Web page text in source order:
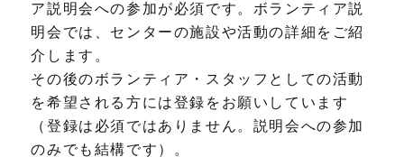
ア説明会への参加が必須です。ボランティア説
明会では、センターの施設や活動の詳細をご紹
介します。
その後のボランティア・スタッフとしての活動
を希望される方には登録をお願いしています
（登録は必須ではありません。説明会への参加
のみでも結構です）。